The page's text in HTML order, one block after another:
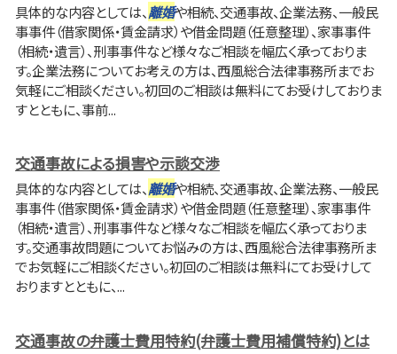
具体的な内容としては、離婚や相続、交通事故、企業法務、一般民
事事件（借家関係・賃金請求）や借金問題（任意整理）、家事事件
（相続・遺言）、刑事事件など様々なご相談を幅広く承っておりま
す。企業法務についてお考えの方は、西風総合法律事務所までお
気軽にご相談ください。初回のご相談は無料にてお受けしておりま
すとともに、事前...
交通事故による損害や示談交渉
具体的な内容としては、離婚や相続、交通事故、企業法務、一般民
事事件（借家関係・賃金請求）や借金問題（任意整理）、家事事件
（相続・遺言）、刑事事件など様々なご相談を幅広く承っておりま
す。交通事故問題についてお悩みの方は、西風総合法律事務所ま
でお気軽にご相談ください。初回のご相談は無料にてお受けして
おりますとともに、...
交通事故の弁護士費用特約(弁護士費用補償特約)とは